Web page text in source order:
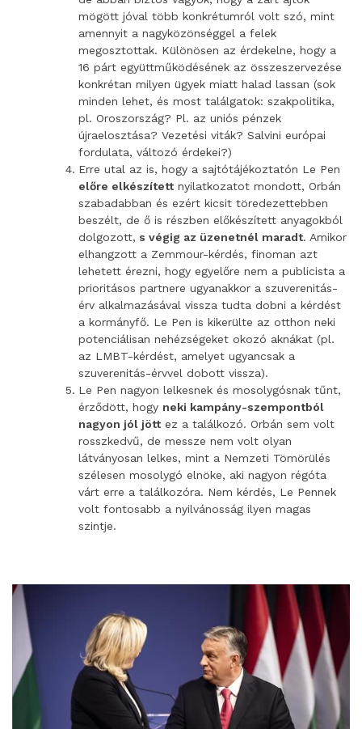
mögött jóval több konkrétumról volt szó, mint
amennyit a nagyközönséggel a felek
megosztottak. Különösen az érdekelne, hogy a
16 párt együttműködésének az összeszervezése
konkrétan milyen ügyek miatt halad lassan (sok
minden lehet, és most találgatok: szakpolitika,
pl. Oroszország? Pl. az uniós pénzek
újraelosztása? Vezetési viták? Salvini európai
fordulata, változó érdekei?)
Erre utal az is, hogy a sajtótájékoztatón Le Pen
előre elkészítettnyilatkozatot mondott, Orbán
szabadabban és ezért kicsit töredezettebben
beszélt, de ő is részben előkészített anyagokból
dolgozott, s végig az üzenetnél maradt. Amikor
elhangzott a Zemmour-kérdés, finoman azt
lehetett érezni, hogy egyelőre nem a publicista a
prioritásos partnere ugyanakkor a szuverenitás-
érv alkalmazásával vissza tudta dobni a kérdést
a kormányfő. Le Pen is kikerülte az otthon neki
potenciálisan nehézségeket okozó aknákat (pl.
az LMBT-kérdést, amelyet ugyancsak a
szuverenitás-érvvel dobott vissza).
Le Pen nagyon lelkesnek és mosolygósnak tűnt,
érződött, hogy neki kampány-szempontból
nagyon jól jöttez a találkozó. Orbán sem volt
rosszkedvű, de messze nem volt olyan
látványosan lelkes, mint a Nemzeti Tömörülés
szélesen mosolygó elnöke, aki nagyon régóta
várt erre a találkozóra. Nem kérdés, Le Pennek
volt fontosabb a nyilvánosság ilyen magas
szintje.